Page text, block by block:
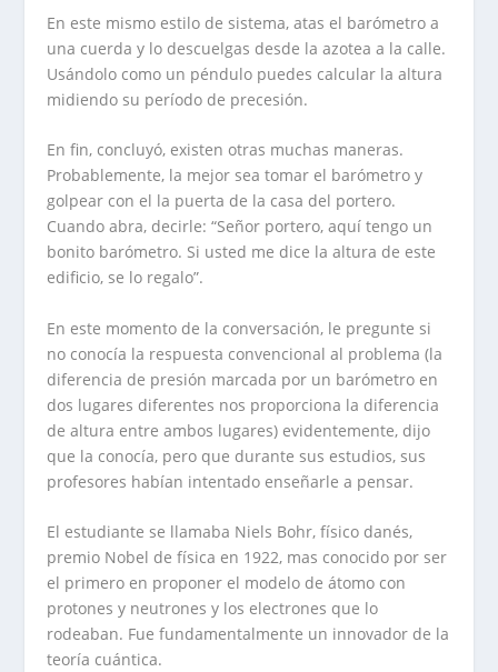
En este mismo estilo de sistema, atas el barómetro a
una cuerda y lo descuelgas desde la azotea a la calle.
Usándolo como un péndulo puedes calcular la altura
midiendo su período de precesión.
En fin, concluyó, existen otras muchas maneras.
Probablemente, la mejor sea tomar el barómetro y
golpear con el la puerta de la casa del portero.
Cuando abra, decirle: “Señor portero, aquí tengo un
bonito barómetro. Si usted me dice la altura de este
edificio, se lo regalo”.
En este momento de la conversación, le pregunte si
no conocía la respuesta convencional al problema (la
diferencia de presión marcada por un barómetro en
dos lugares diferentes nos proporciona la diferencia
de altura entre ambos lugares) evidentemente, dijo
que la conocía, pero que durante sus estudios, sus
profesores habían intentado enseñarle a pensar.
El estudiante se llamaba Niels Bohr, físico danés,
premio Nobel de física en 1922, mas conocido por ser
el primero en proponer el modelo de átomo con
protones y neutrones y los electrones que lo
rodeaban. Fue fundamentalmente un innovador de la
teoría cuántica.